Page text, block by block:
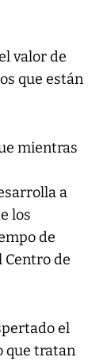
valor de
que están
mientras
a
los
de
Centro de
el
que tratan